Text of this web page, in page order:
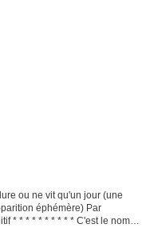
ou ne vit qu'un jour (une
éphémère) Par
* * * * * * * * * * C'est le nom